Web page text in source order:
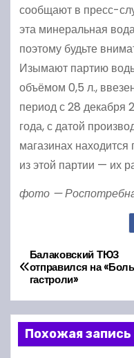
сообщают в пресс-
эта минеральная
поэтому будьте
Изымают партию
объёмом 0,5 л.,
период с 28 декабря
года, с датой
магазинах
из этой партии — их
фото —
Н
а
в
и
Балаковский ТЮЗ
отправился на
гастроли»
Похожая запись